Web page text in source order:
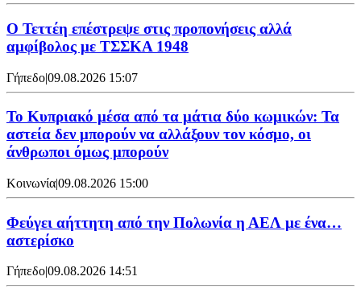
Ο Τεττέη επέστρεψε στις προπονήσεις αλλά
αμφίβολος με ΤΣΣΚΑ 1948
Γήπεδο|09.08.2026 15:07
Το Κυπριακό μέσα από τα μάτια δύο κωμικών: Τα
αστεία δεν μπορούν να αλλάξουν τον κόσμο, οι
άνθρωποι όμως μπορούν
Κοινωνία|09.08.2026 15:00
Φεύγει αήττητη από την Πολωνία η ΑΕΛ με ένα…
αστερίσκο
Γήπεδο|09.08.2026 14:51